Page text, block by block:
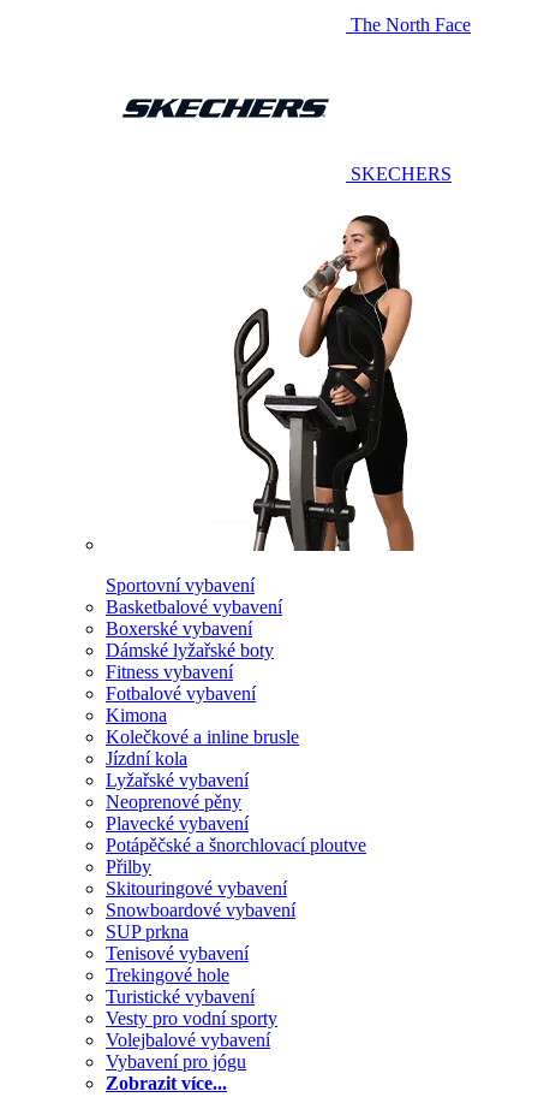
The North Face
SKECHERS
Sportovní vybavení
Basketbalové vybavení
Boxerské vybavení
Dámské lyžařské boty
Fitness vybavení
Fotbalové vybavení
Kimona
Kolečkové a inline brusle
Jízdní kola
Lyžařské vybavení
Neoprenové pěny
Plavecké vybavení
Potápěčské a šnorchlovací ploutve
Přilby
Skitouringové vybavení
Snowboardové vybavení
SUP prkna
Tenisové vybavení
Trekingové hole
Turistické vybavení
Vesty pro vodní sporty
Volejbalové vybavení
Vybavení pro jógu
Zobrazit více...